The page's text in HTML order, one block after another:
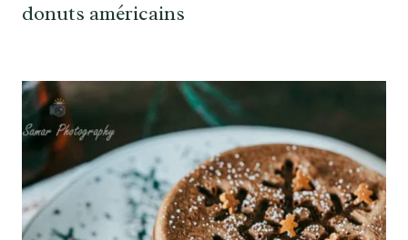
donuts américains